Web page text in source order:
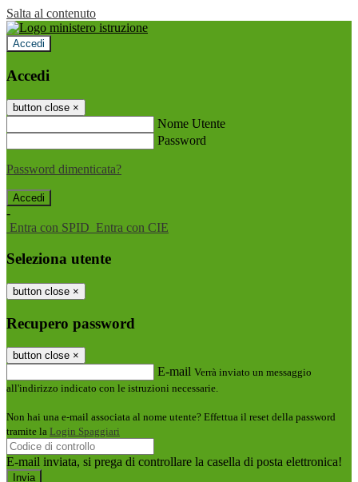
Salta al contenuto
Accedi
Accedi
button close ×
Nome Utente
Password
Password dimenticata?
-
Entra con SPID Entra con CIE
Seleziona utente
button close ×
Recupero password
button close ×
E-mail Verrà inviato un messaggio
all'indirizzo indicato con le istruzioni necessarie.
Non hai una e-mail associata al nome utente? Effettua il reset della password
tramite la Login Spaggiari
E-mail inviata, si prega di controllare la casella di posta elettronica!